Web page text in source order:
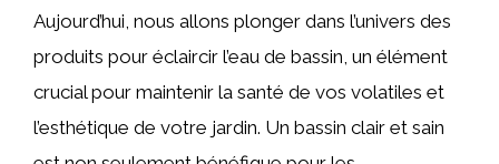
Aujourd’hui, nous allons plonger dans l’univers des
produits pour éclaircir l’eau de bassin, un élément
crucial pour maintenir la santé de vos volatiles et
l’esthétique de votre jardin. Un bassin clair et sain